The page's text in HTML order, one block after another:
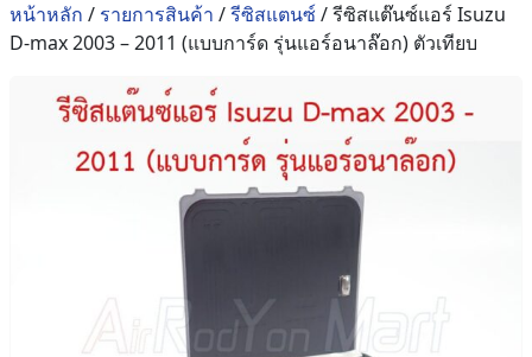
หน้าหลัก / รายการสินค้า /รีซิสแตนซ์ / รีซิสแต๊นซ์แอร์ Isuzu
D-max 2003 – 2011 (แบบการ์ด รุ่นแอร์อนาล๊อก) ตัวเทียบ